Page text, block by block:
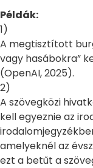
Példák:
1)
A megtisztított
vagy hasábokra”
(OpenAI, 2025).
2)
A szövegközi
kell egyeznie az
amelyeknél az
ezt a betűt a